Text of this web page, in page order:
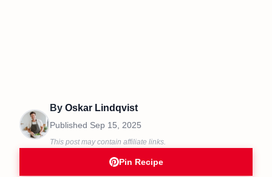
By Oskar Lindqvist
Published Sep 15, 2025
This post may contain affiliate links.
Pin Recipe